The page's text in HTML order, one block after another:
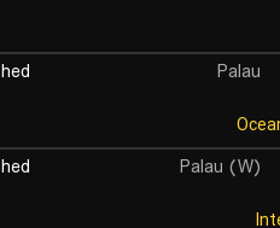
Palau
Palau (W)